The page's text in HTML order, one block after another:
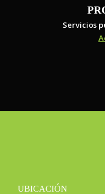
Servicios
UBICACIÓN